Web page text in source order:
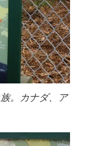
。カナダ、ア